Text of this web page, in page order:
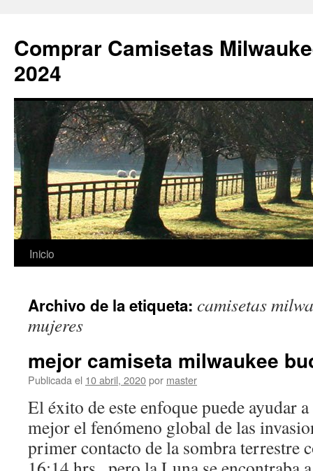
Comprar Camisetas
2024
Saltar
contenido
Inicio
Archivo de la etiqueta: camisetas
mujeres
mejor camiseta milwaukee
Publicada el 10 abril, 2020por master
El éxito de este enfoque puede ayudar
mejor el fenómeno global de las
primer contacto de la sombra terrestre